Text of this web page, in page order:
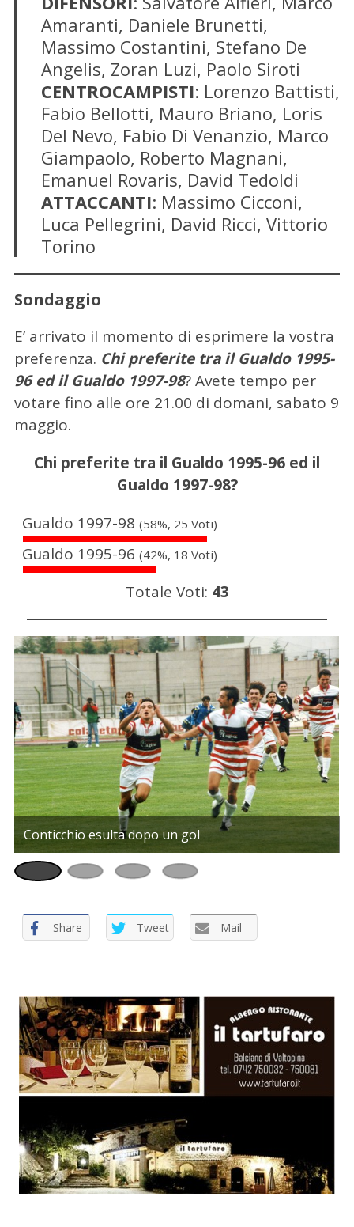
Amaranti, Daniele Brunetti,
Massimo Costantini, Stefano De
Angelis, Zoran Luzi, Paolo Siroti
CENTROCAMPISTI: Lorenzo Battisti,
Fabio Bellotti, Mauro Briano, Loris
Del Nevo, Fabio Di Venanzio, Marco
Giampaolo, Roberto Magnani,
Emanuel Rovaris, David Tedoldi
ATTACCANTI: Massimo Cicconi,
Luca Pellegrini, David Ricci, Vittorio
Torino
Sondaggio
E’ arrivato il momento di esprimere la vostra
preferenza. Chi preferite tra il Gualdo 1995-
96 ed il Gualdo 1997-98? Avete tempo per
votare fino alle ore 21.00 di domani, sabato 9
maggio.
Chi preferite tra il Gualdo 1995-96 ed il
Gualdo 1997-98?
Gualdo 1997-98 (58%, 25 Voti)
Gualdo 1995-96 (42%, 18 Voti)
Totale Voti: 43
Conticchio esulta dopo un gol
Share Tweet Mail